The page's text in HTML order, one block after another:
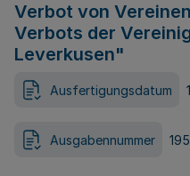
Verbot von
Verbots der
Leverkusen"
Ausfertigungsdatum
Ausgabennummer 195